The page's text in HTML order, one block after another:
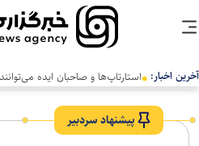
آخرین اخبار:
پیشنهاد سردبیر